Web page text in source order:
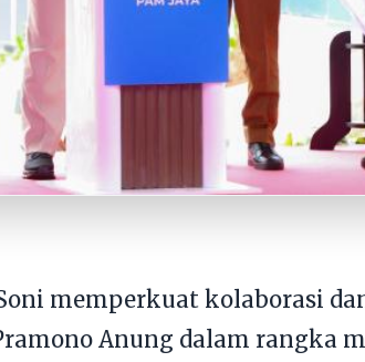
memperkuat kolaborasi
Anung dalam rangka